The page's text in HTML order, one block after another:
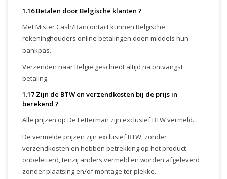
1.16 Betalen door Belgische klanten ?
Met Mister Cash/Bancontact kunnen Belgische
rekeninghouders online betalingen doen middels hun
bankpas.
Verzenden naar België geschiedt altijd na ontvangst
betaling.
1.17 Zijn de BTW en verzendkosten bij de prijs in
berekend ?
Alle prijzen op De Letterman zijn exclusief BTW vermeld.
De vermelde prijzen zijn exclusief BTW, zonder
verzendkosten en hebben betrekking op het product
onbeletterd, tenzij anders vermeld en worden afgeleverd
zonder plaatsing en/of montage ter plekke.